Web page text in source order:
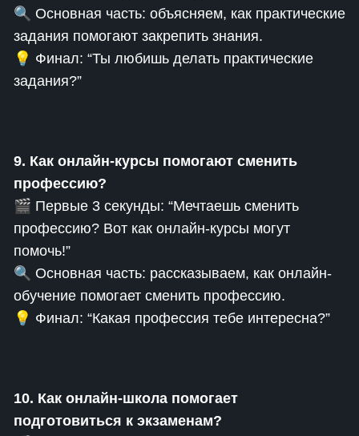
🔍 Основная часть: объясняем, как практические
задания помогают закрепить знания.
💡 Финал: “Ты любишь делать практические
задания?”
9. Как онлайн-курсы помогают сменить
профессию?
🎬 Первые 3 секунды: “Мечтаешь сменить
профессию? Вот как онлайн-курсы могут
помочь!”
🔍 Основная часть: рассказываем, как онлайн-
обучение помогает сменить профессию.
💡 Финал: “Какая профессия тебе интересна?”
10. Как онлайн-школа помогает
подготовиться к экзаменам?